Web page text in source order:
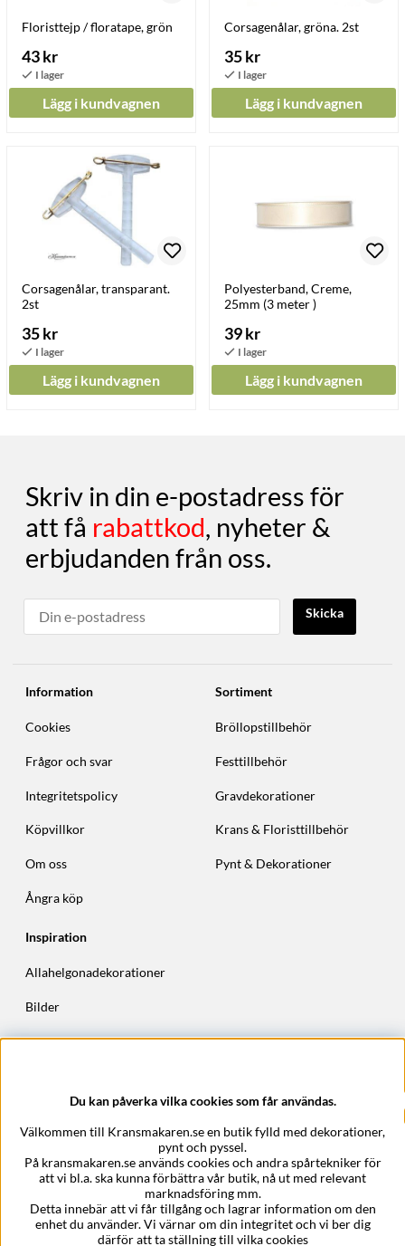
Floristtejp / floratape, grön
43 kr
Lägg i kundvagnen
Corsagenålar, gröna. 2st
35 kr
Lägg i kundvagnen
Corsagenålar, transparant.
2st
35 kr
Lägg i kundvagnen
Polyesterband, Creme,
25mm (3 meter )
39 kr
Lägg i kundvagnen
Skriv in din e-postadress för
att få rabattkod, nyheter &
erbjudanden från oss.
Skicka
Information
Cookies
Frågor och svar
Integritetspolicy
Köpvillkor
Om oss
Ångra köp
Sortiment
Bröllopstillbehör
Festtillbehör
Gravdekorationer
Krans & Floristtillbehör
Pynt & Dekorationer
Inspiration
Allahelgonadekorationer
Bilder
Höstkransar
Epost:support@kransmakaren.se
Du kan påverka vilka cookies som får användas.
Välkommen till Kransmakaren.se en butik fylld med dekorationer,
pynt och pyssel.
På kransmakaren.se används cookies och andra spårtekniker för
att vi bl.a. ska kunna förbättra vår butik, nå ut med relevant
marknadsföring mm.
Detta innebär att vi får tillgång och lagrar information om den
enhet du använder. Vi värnar om din integritet och vi ber dig
därför att ta ställning till vilka cookies